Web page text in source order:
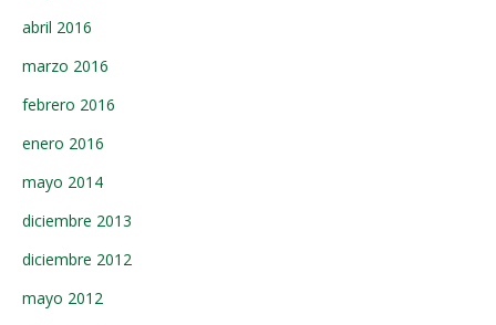
abril 2016
marzo 2016
febrero 2016
enero 2016
mayo 2014
diciembre 2013
diciembre 2012
mayo 2012